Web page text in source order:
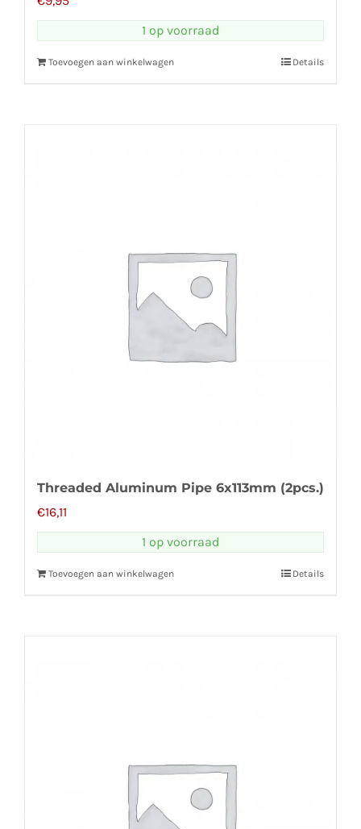
1 op voorraad
Toevoegen aan winkelwagen Details
Threaded Aluminum Pipe 6x113mm (2pcs.)
€16,11
1 op voorraad
Toevoegen aan winkelwagen Details